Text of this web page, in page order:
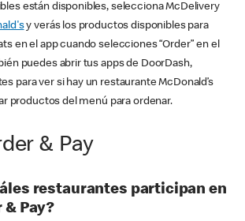
están disponibles, selecciona McDelivery
y verás los productos disponibles para
en el app cuando selecciones “Order” en el
puedes abrir tus apps de DoorDash,
para ver si hay un restaurante McDonald’s
productos del menú para ordenar.
& Pay
restaurantes participan en
Pay?